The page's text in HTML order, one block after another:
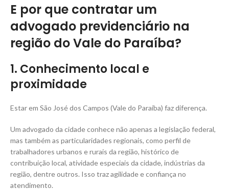
E por que contratar um
advogado previdenciário na
região do Vale do Paraíba?
1. Conhecimento local e
proximidade
Estar em São José dos Campos (Vale do Paraíba) faz diferença.
Um advogado da cidade conhece não apenas a legislação federal,
mas também as particularidades regionais, como perfil de
trabalhadores urbanos e rurais da região, histórico de
contribuição local, atividade especiais da cidade, indústrias da
região, dentre outros. Isso traz agilidade e confiança no
atendimento.